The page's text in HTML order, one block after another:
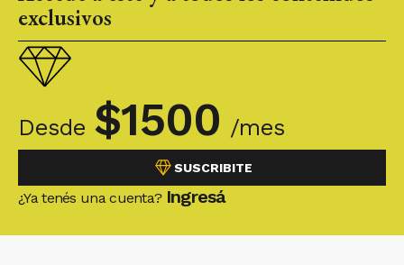
exclusivos
Desde $1500 /mes
SUSCRIBITE
¿Ya tenés una cuenta? Ingresá